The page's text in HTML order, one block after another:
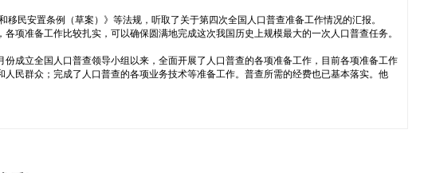
民安置条例（草案）》等法规，听取了关于第四次全国人口普查准备工作情况的汇报。
项准备工作比较扎实，可以确保圆满地完成这次我国历史上规模最大的一次人口普查任务。
成立全国人口普查领导小组以来，全面开展了人口普查的各项准备工作，目前各项准备工作
民群众；完成了人口普查的各项业务技术等准备工作。普查所需的经费也已基本落实。他